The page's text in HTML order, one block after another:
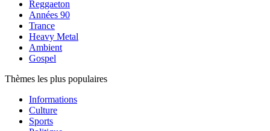
Reggaeton
Années 90
Trance
Heavy Metal
Ambient
Gospel
Thèmes les plus populaires
Informations
Culture
Sports